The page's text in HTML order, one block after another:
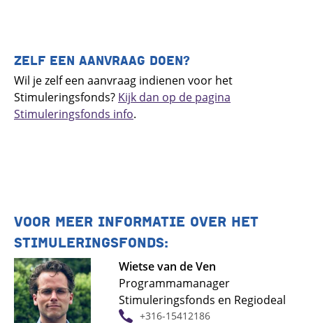
ZELF EEN AANVRAAG DOEN?
Wil je zelf een aanvraag indienen voor het
Stimuleringsfonds? Kijk dan op de pagina
Stimuleringsfonds info.
VOOR MEER INFORMATIE OVER HET
STIMULERINGSFONDS:
Wietse van de Ven
Programmamanager
Stimuleringsfonds en Regiodeal
+316-15412186